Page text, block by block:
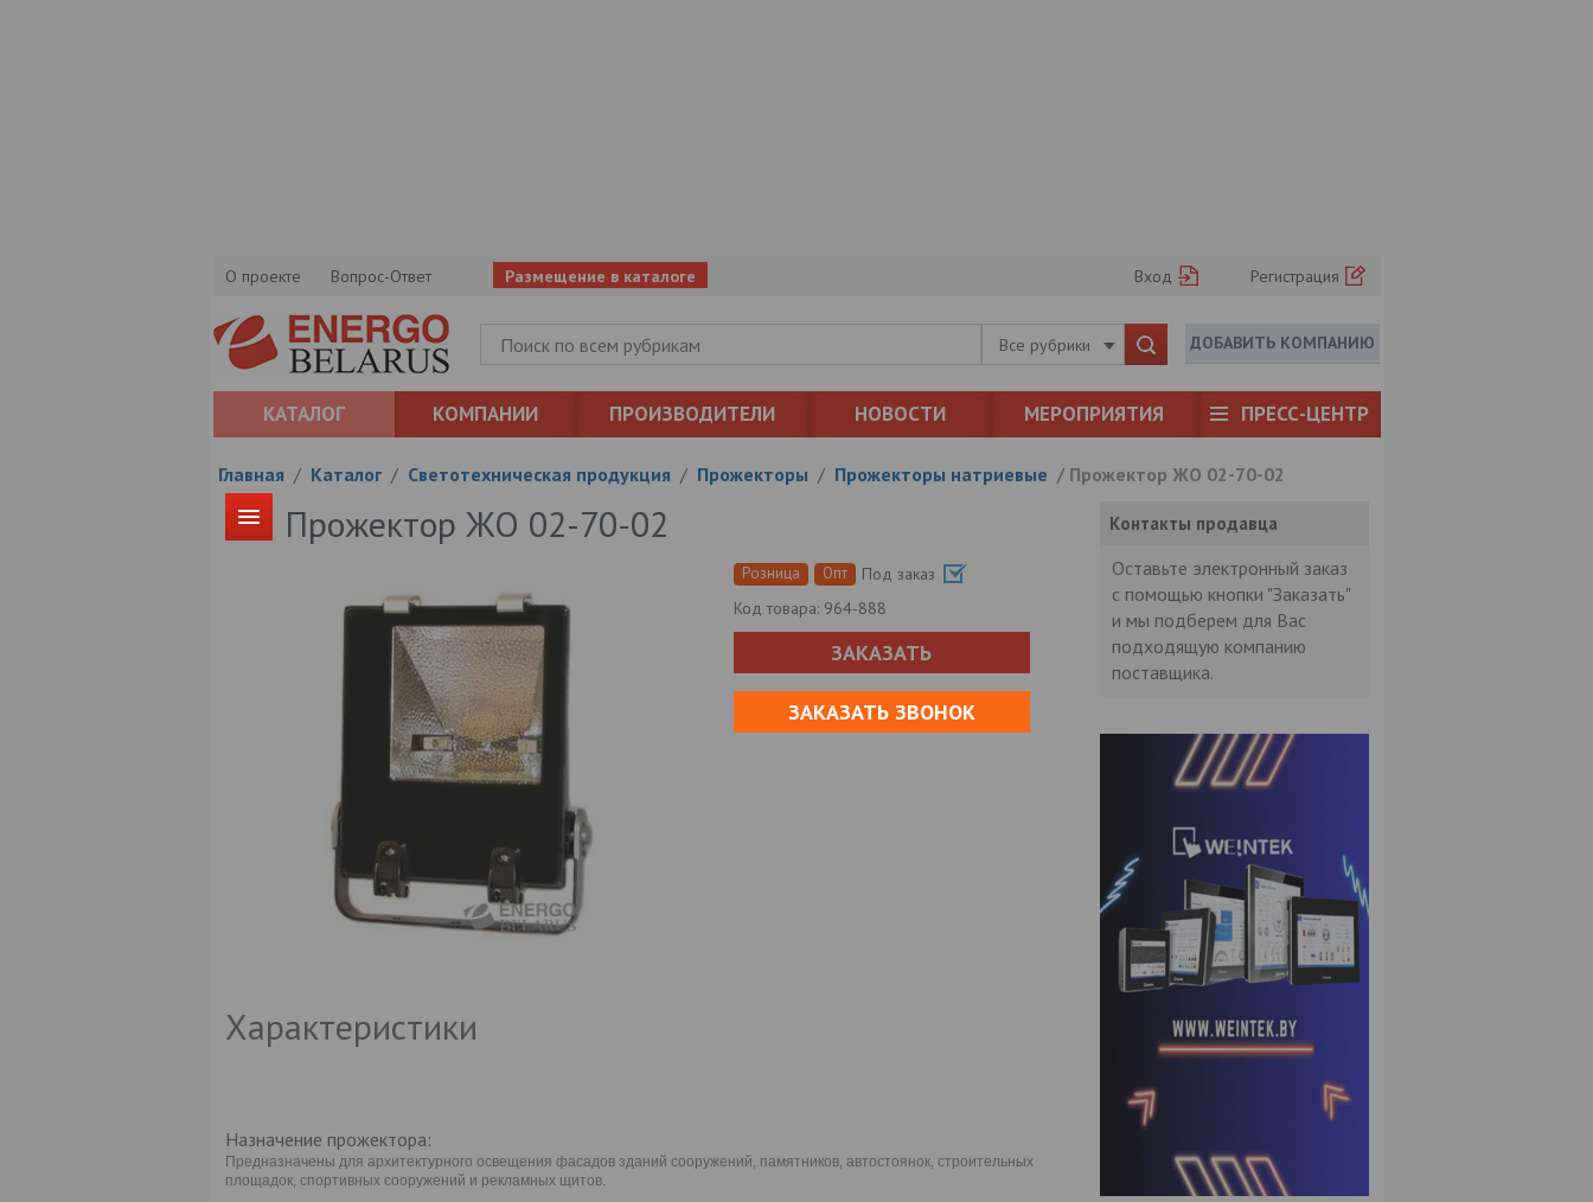
О проекте Вопрос-Ответ Размещение в каталоге Вход Регистрация
Все рубрики ДОБАВИТЬ КОМПАНИЮ
КАТАЛОГ КОМПАНИИ ПРОИЗВОДИТЕЛИ НОВОСТИ МЕРОПРИЯТИЯ ПРЕСС-ЦЕНТР
Главная / Каталог / Светотехническая продукция / Прожекторы / Прожекторы натриевые / Прожектор ЖО 02-70-02
Прожектор ЖО 02-70-02
Розница Опт
Под заказ
Код товара: 964-888
ЗАКАЗАТЬ
ЗАКАЗАТЬ ЗВОНОК
Характеристики
Назначение прожектора:
Предназначены для архитектурного освещения фасадов зданий сооружений, памятников, автостоянок, строительных
площадок, спортивных сооружений и рекламных щитов.
Контакты продавца
Оставьте электронный заказ
с помощью кнопки "Заказать"
и мы подберем для Вас
подходящую компанию
поставщика.